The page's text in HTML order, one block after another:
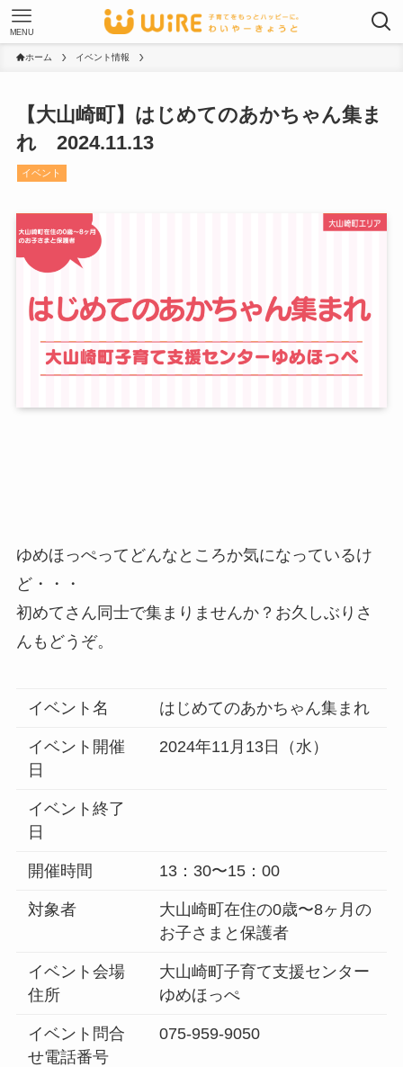
MENU
ホーム イベント情報
【大山崎町】はじめてのあかちゃん集ま
れ 2024.11.13
イベント
ゆめほっぺってどんなところか気になっているけ
ど・・・
初めてさん同士で集まりませんか？お久しぶりさ
んもどうぞ。
イベント名 はじめてのあかちゃん集まれ
イベント開催
日
2024年11月13日（水）
イベント終了
日
開催時間 13：30〜15：00
対象者
大山崎町在住の0歳〜8ヶ月の
お子さまと保護者
イベント会場
住所
大山崎町子育て支援センター
ゆめほっぺ
イベント問合
せ電話番号
075-959-9050